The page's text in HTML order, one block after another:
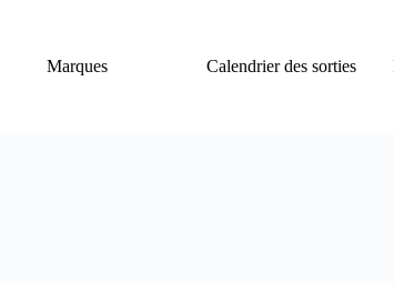
Marques Calendrier des sorties